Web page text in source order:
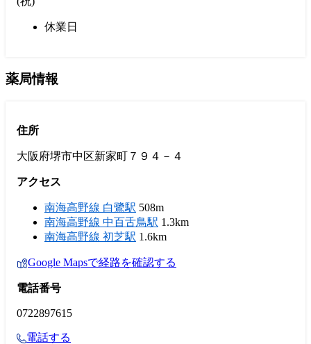
休業日
薬局情報
住所
大阪府堺市中区新家町７９４－４
アクセス
南海高野線 白鷺駅 508m
南海高野線 中百舌鳥駅 1.3km
南海高野線 初芝駅 1.6km
Google Mapsで経路を確認する
電話番号
0722897615
電話する